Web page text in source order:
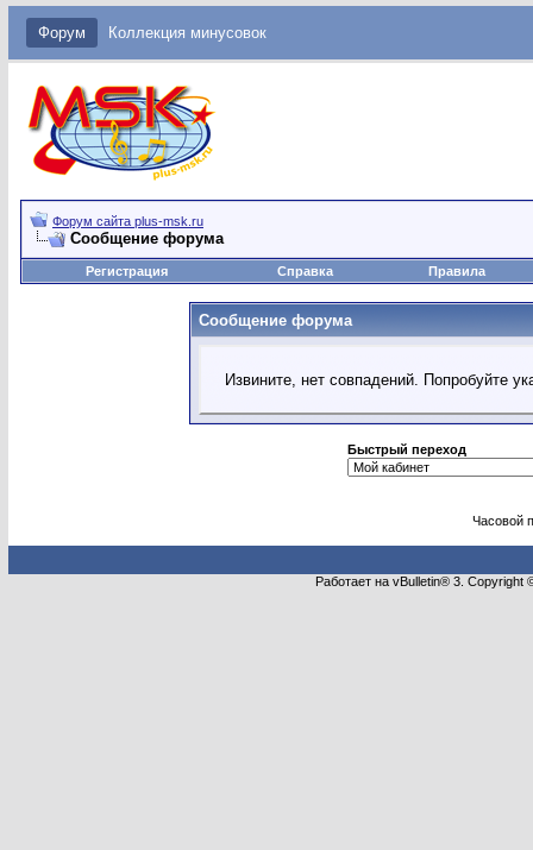
Форум Коллекция минусовок
Форум сайта plus-msk.ru
Сообщение форума
Регистрация Справка Правила
Сообщение форума
Извините, нет совпадений. Попробуйте
Быстрый переход
Часовой
Работает на vBulletin® 3.